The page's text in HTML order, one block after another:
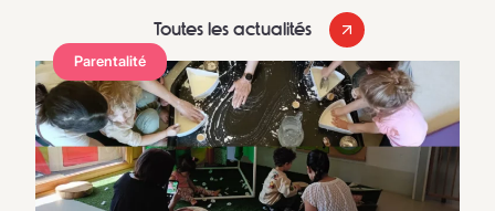
Toutes les actualités
Parentalité